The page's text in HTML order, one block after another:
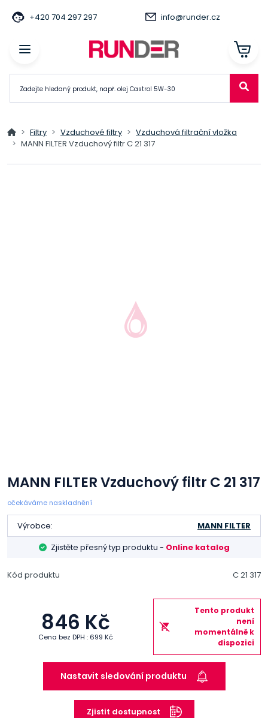
+420 704 297 297 info@runder.cz
Filtry Vzduchové filtry
Vzduchová filtrační vložka
MANN FILTER Vzduchový filtr C 21 317
MANN FILTER Vzduchový filtr C 21 317
očekáváme naskladnění
Výrobce:
MANN FILTER
Zjistěte přesný typ produktu - Online katalog
Kód produktu C 21 317
846 Kč
Cena bez DPH : 699 Kč
Tento produkt
není
momentálně k
dispozici
Nastavit sledování produktu
Zjistit dostupnost